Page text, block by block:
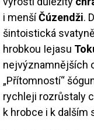
i menšíČúzendži.
šintoistická svatyně
hrobkou Iejasu
nejvýznamnějších
„Přítomností“
rychleji rozrůstaly
k hrobce i k dalším